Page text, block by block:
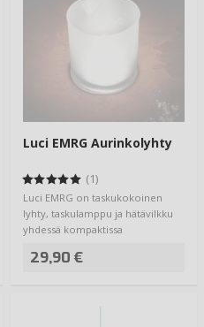
Luci EMRG Aurinkolyhty
(1)
Luci EMRG on taskukokoinen
lyhty, taskulamppu ja hätävilkku
yhdessä kompaktissa
29,90 €